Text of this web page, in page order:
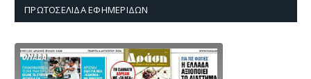
ΠΡΩΤΟΣΈΛΙΔΑ ΕΦΗΜΕΡΊΔΩΝ